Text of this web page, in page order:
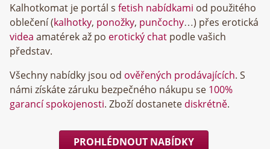
Kalhotkomat je portál s fetish nabídkami od použitého
oblečení (kalhotky, ponožky, punčochy…) přes erotická
videa amatérek až po erotický chat podle vašich
představ.
Všechny nabídky jsou od ověřených prodávajících. S
námi získáte záruku bezpečného nákupu se 100%
garancí spokojenosti. Zboží dostanete diskrétně.
PROHLÉDNOUT NABÍDKY